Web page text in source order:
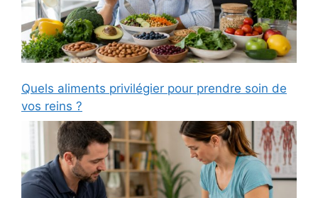
Quels aliments privilégier pour prendre soin de
vos reins ?